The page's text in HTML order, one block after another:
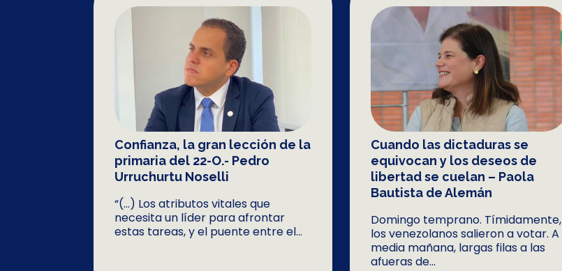
Confianza, la gran lección de la
primaria del 22-O.- Pedro
Urruchurtu Noselli
“(…) Los atributos vitales que
necesita un líder para afrontar
estas tareas, y el puente entre el...
Cuando las dictaduras se
equivocan y los deseos de
libertad se cuelan – Paola
Bautista de Alemán
Domingo temprano. Tímidamente,
los venezolanos salieron a votar. A
media mañana, largas filas a las
afueras de...